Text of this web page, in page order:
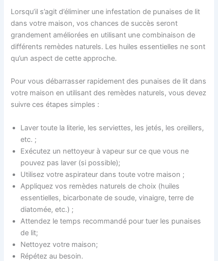
Lorsqu’il s’agit d’éliminer une infestation de punaises de lit
dans votre maison, vos chances de succès seront
grandement améliorées en utilisant une combinaison de
différents remèdes naturels. Les huiles essentielles ne sont
qu’un aspect de cette approche.
Pour vous débarrasser rapidement des punaises de lit dans
votre maison en utilisant des remèdes naturels, vous devez
suivre ces étapes simples :
Laver toute la literie, les serviettes, les jetés, les oreillers,
etc. ;
Exécutez un nettoyeur à vapeur sur ce que vous ne
pouvez pas laver (si possible);
Utilisez votre aspirateur dans toute votre maison ;
Appliquez vos remèdes naturels de choix (huiles
essentielles, bicarbonate de soude, vinaigre, terre de
diatomée, etc.) ;
Attendez le temps recommandé pour tuer les punaises
de lit;
Nettoyez votre maison;
Répétez au besoin.